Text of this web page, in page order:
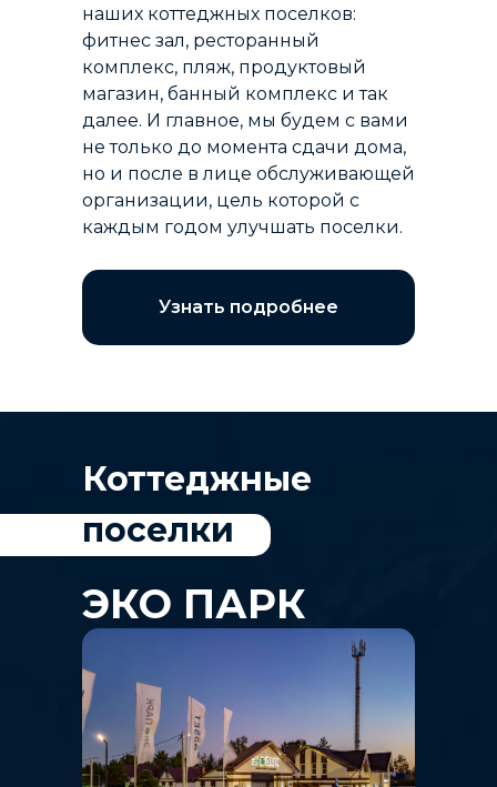
наших коттеджных поселков:
фитнес зал, ресторанный
комплекс, пляж, продуктовый
магазин, банный комплекс и так
далее. И главное, мы будем с вами
не только до момента сдачи дома,
но и после в лице обслуживающей
организации, цель которой с
каждым годом улучшать поселки.
Узнать подробнее
Коттеджные
поселки
ЭКО ПАРК